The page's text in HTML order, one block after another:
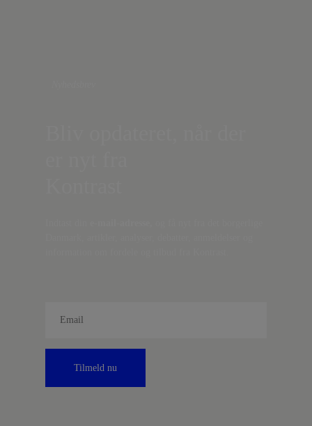
Tilmeld nu